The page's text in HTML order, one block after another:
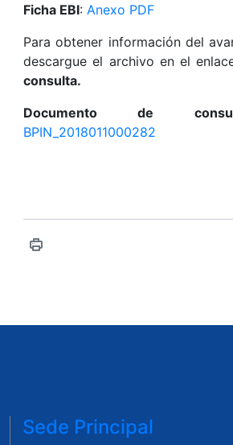
Ficha EBI: Anexo PDF
Para obtener información del
descargue el archivo en el
consulta.
Documento de
BPIN_2018011000282
Sede Principal